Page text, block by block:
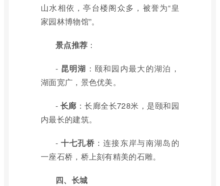
山水相依，亭台楼阁众多，被誉为“皇
家园林博物馆”。
景点推荐 ：
- 昆明湖 ：颐和园内最大的湖泊，
湖面宽广，景色优美。
- 长廊 ：长廊全长728米，是颐和园
内最长的建筑。
- 十七孔桥 ：连接东岸与南湖岛的
一座石桥，桥上刻有精美的石雕。
四、长城